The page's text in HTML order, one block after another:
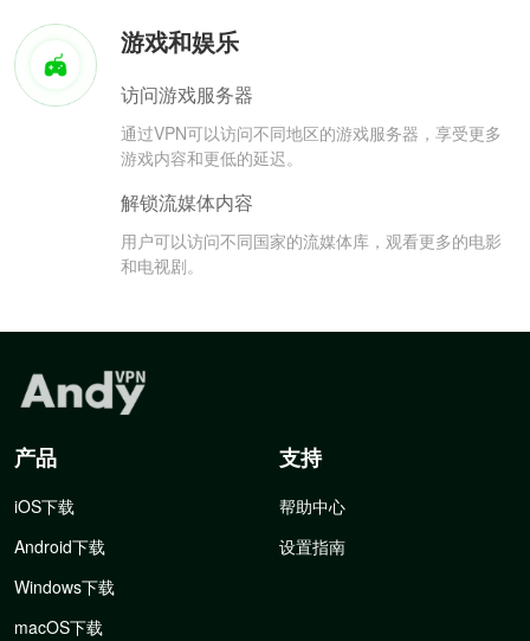
游戏和娱乐
访问游戏服务器
通过VPN可以访问不同地区的游戏服务器，享受更多
游戏内容和更低的延迟。
解锁流媒体内容
用户可以访问不同国家的流媒体库，观看更多的电影
和电视剧。
产品
iOS下载
Android下载
Windows下载
macOS下载
支持
帮助中心
设置指南